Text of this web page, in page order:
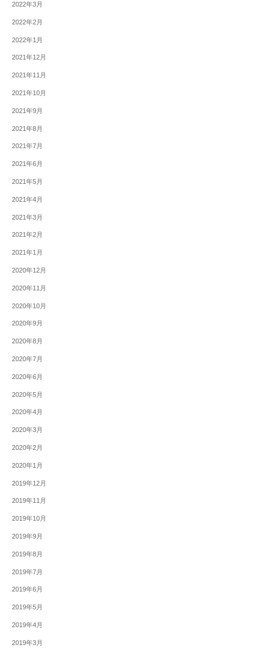
2022年3月
2022年2月
2022年1月
2021年12月
2021年11月
2021年10月
2021年9月
2021年8月
2021年7月
2021年6月
2021年5月
2021年4月
2021年3月
2021年2月
2021年1月
2020年12月
2020年11月
2020年10月
2020年9月
2020年8月
2020年7月
2020年6月
2020年5月
2020年4月
2020年3月
2020年2月
2020年1月
2019年12月
2019年11月
2019年10月
2019年9月
2019年8月
2019年7月
2019年6月
2019年5月
2019年4月
2019年3月